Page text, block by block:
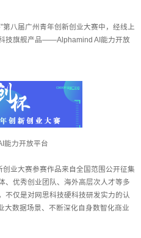
八届广州青年创新创业大赛中，经线上
技旗舰产品——Alphamind AI能力开放
能力开放平台
创业大赛参赛作品来自全国范围公开征集
、优秀创业团队、海外高层次人才等多
不仅是对网思科技硬科技研发实力的认
大数据场景、不断深化自身数智化商业